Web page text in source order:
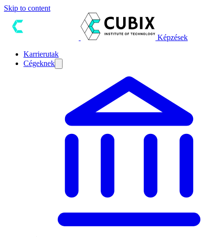
Skip to content
Képzések
Karrierutak
Cégeknek